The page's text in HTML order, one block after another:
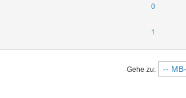
0
1
Gehe zu: